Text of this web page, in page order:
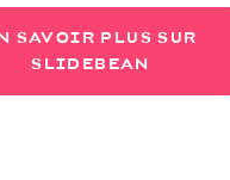
SAVOIR PLUS SUR
SLIDEBEAN